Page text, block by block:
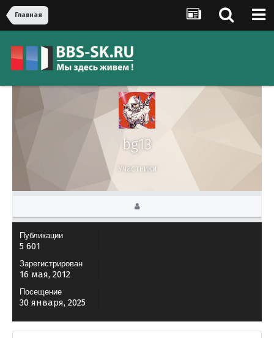
Главная
bg13
Участники
Публикации
5 601
Зарегистрирован
16 мая, 2012
Посещение
30 января, 2025